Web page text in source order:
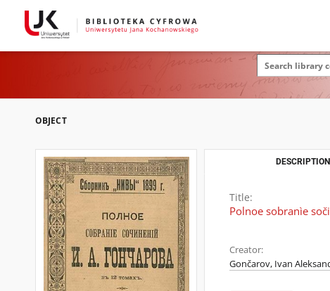
OBJECT
DESCRIPTION
Title:
Polnoe sobranìe
Creator:
Gončarov, Ivan